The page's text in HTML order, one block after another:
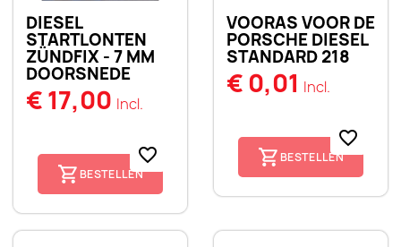
DIESEL
STARTLONTEN
ZÜNDFIX - 7 MM
DOORSNEDE
€ 17,00 Incl.
BESTELLEN
favorite_border
VOORAS VOOR DE
PORSCHE DIESEL
STANDARD 218
€ 0,01 Incl.
BESTELLEN
favorite_border